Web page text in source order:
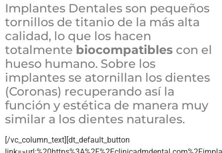
Implantes Dentales son pequeños
tornillos de titanio de la más alta
calidad, lo que los hacen
totalmente biocompatibles con el
hueso humano. Sobre los
implantes se atornillan los dientes
(Coronas) recuperando así la
función y estética de manera muy
similar a los dientes naturales.
[/vc_column_text][dt_default_button